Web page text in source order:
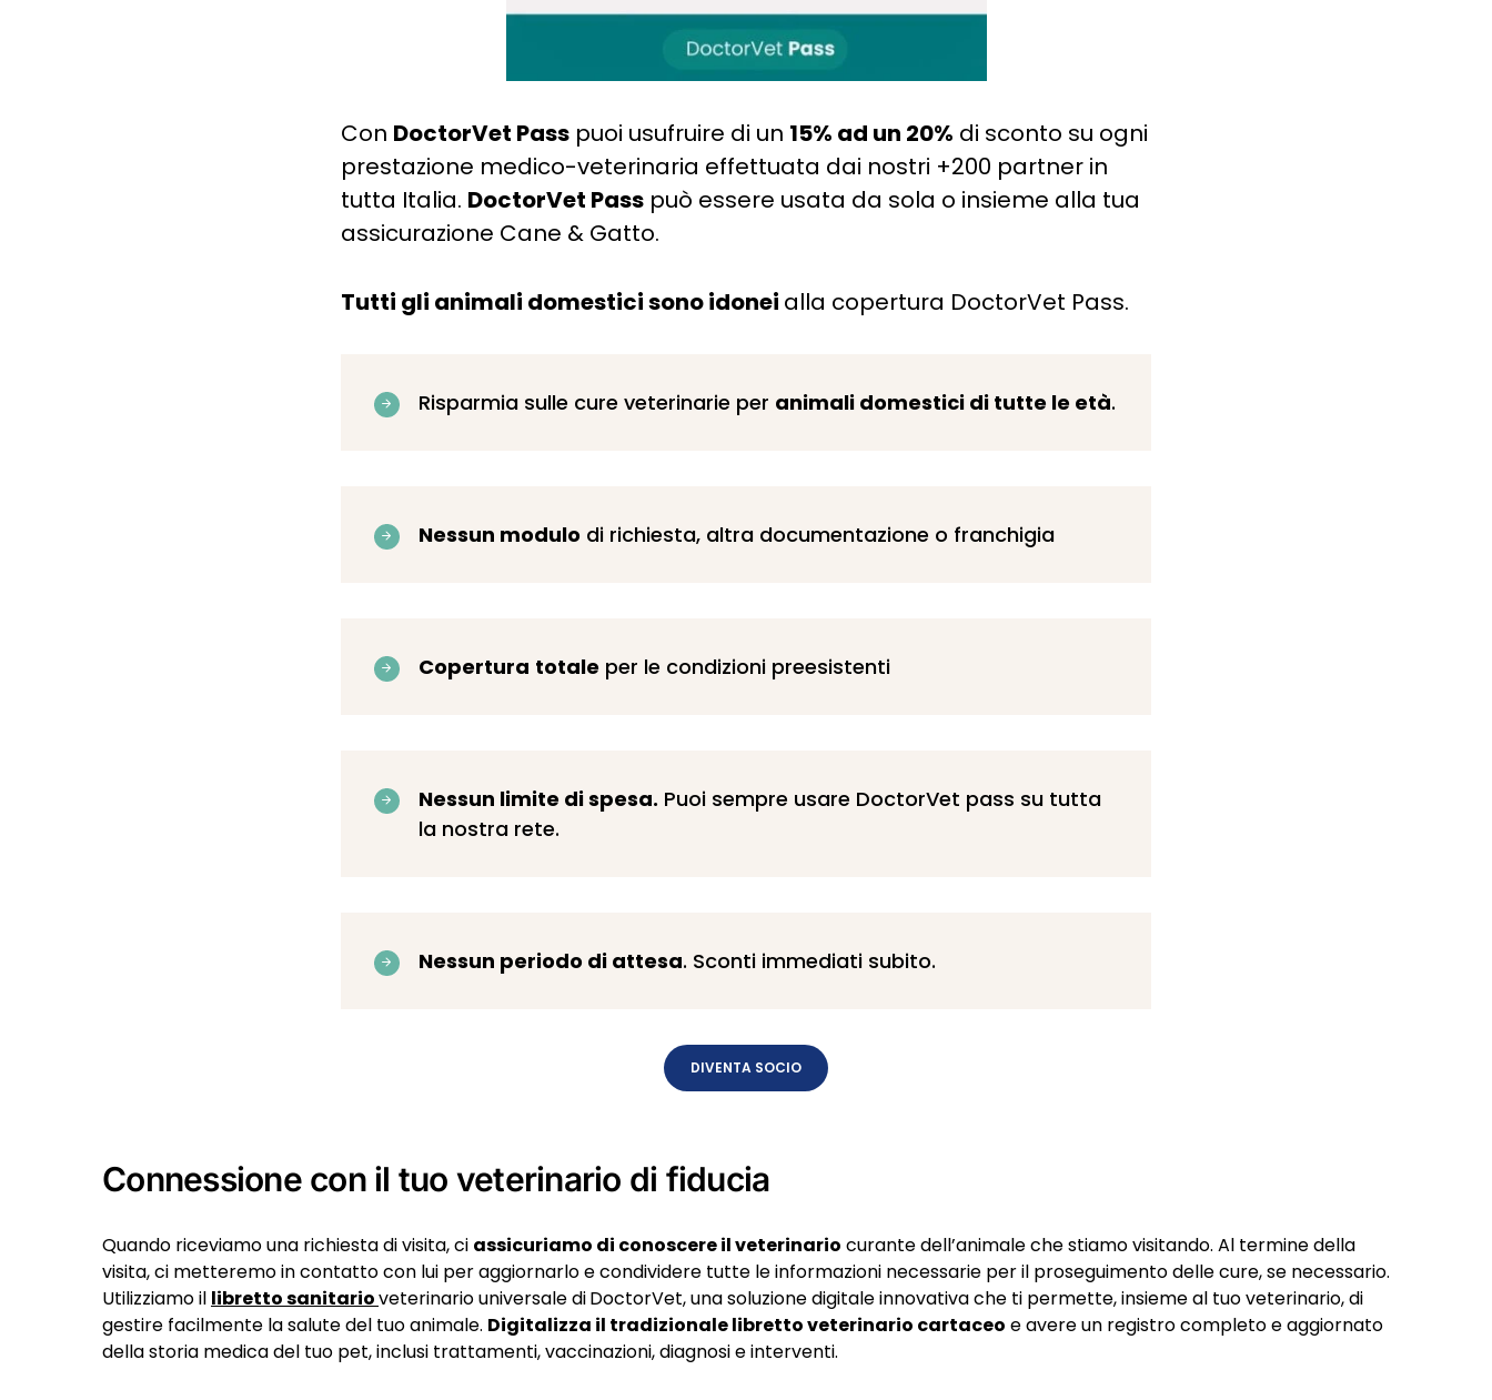
Con DoctorVet Passpuoi usufruire di un 15% ad un 20% di sconto su ogni
prestazione medico-veterinaria effettuata dai nostri +200 partner in
tutta Italia. DoctorVet Passpuò essere usata da sola o insieme alla tua
assicurazione Cane & Gatto.
Tutti gli animali domestici sono idonei alla copertura DoctorVet Pass.
Risparmia sulle cure veterinarie per animali domestici di tutte le età.
Nessun modulo di richiesta, altra documentazione o franchigia
Copertura totale per le condizioni preesistenti
Nessun limite di spesa. Puoi sempre usare DoctorVet pass su tutta
la nostra rete.
Nessun periodo di attesa. Sconti immediati subito.
DIVENTA SOCIO
Connessione con il tuo veterinario di fiducia
Quando riceviamo una richiesta di visita, ci assicuriamo di conoscere il veterinario curante dell’animale che stiamo visitando. Al termine della
visita, ci metteremo in contatto con lui per aggiornarlo e condividere tutte le informazioni necessarie per il proseguimento delle cure, se necessario.
Utilizziamo il libretto sanitarioveterinario universale diDoctorVet, una soluzione digitale innovativa che ti permette, insieme al tuo veterinario, di
gestire facilmente la salute del tuo animale. Digitalizza il tradizionale libretto veterinario cartaceo e avere un registro completo e aggiornato
della storia medica del tuo pet, inclusi trattamenti, vaccinazioni, diagnosi e interventi.